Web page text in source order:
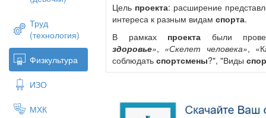
Труд
(технология)
Физкультура
ИЗО
МХК
Цель проекта: расширение
интереса к разным видамспорта.
В рамках проекта были
здоровье», «Скелет человека»,
соблюдатьспортсмены?", "Виды
спортсменов России.